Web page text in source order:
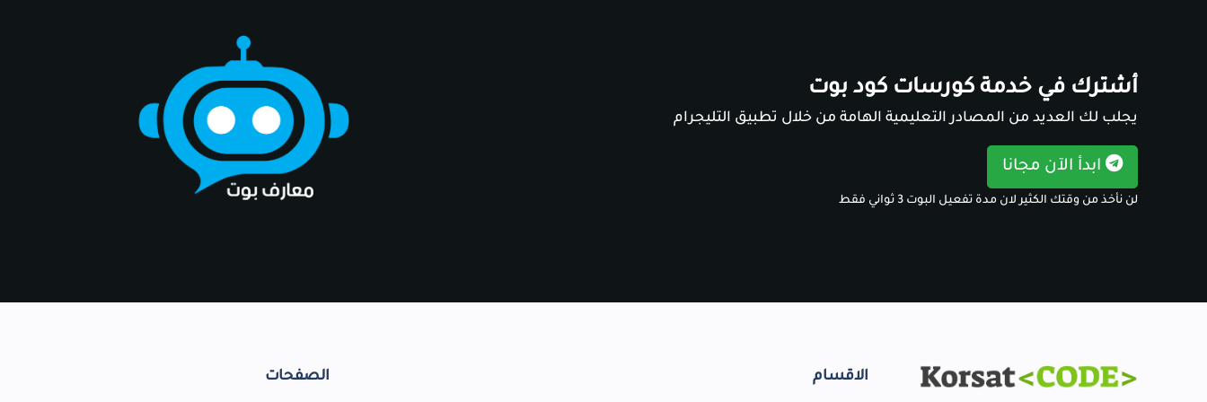
أشترك في خدمة كورسات كود بوت
يجلب لك العديد من المصادر التعليمية الهامة من خلال تطبيق التليجرام
ابدأ الآن مجانا
لن نأخذ من وقتك الكثير لان مدة تفعيل البوت 3 ثواني فقط
الاقسام الصفحات